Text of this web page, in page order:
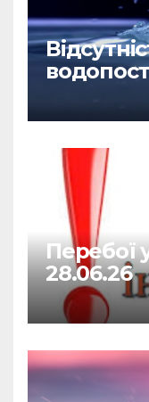
Перебої
28.06.26